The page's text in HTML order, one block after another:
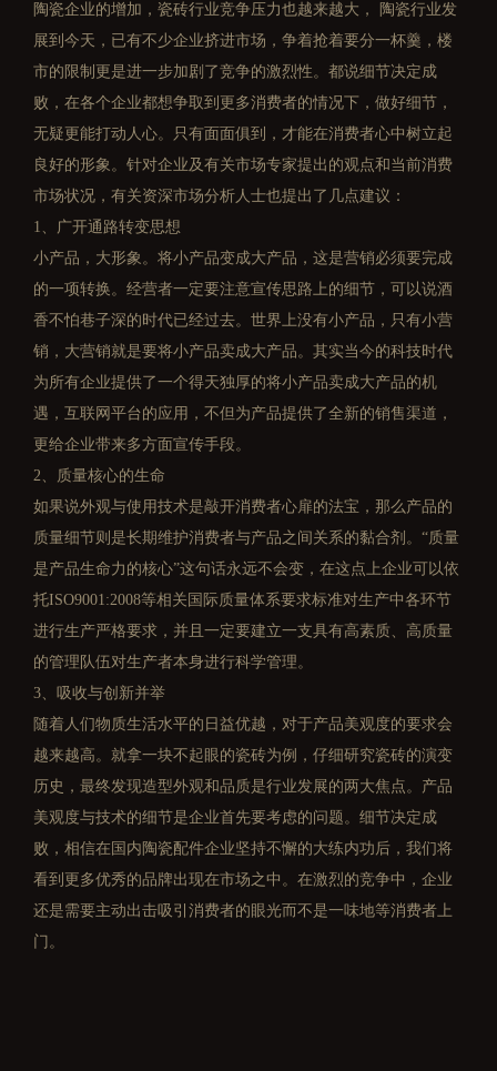
陶瓷企业的增加，瓷砖行业竞争压力也越来越大， 陶瓷行业发
展到今天，已有不少企业挤进市场，争着抢着要分一杯羹，楼
市的限制更是进一步加剧了竞争的激烈性。都说细节决定成
败，在各个企业都想争取到更多消费者的情况下，做好细节，
无疑更能打动人心。只有面面俱到，才能在消费者心中树立起
良好的形象。针对企业及有关市场专家提出的观点和当前消费
市场状况，有关资深市场分析人士也提出了几点建议：
1、广开通路转变思想
小产品，大形象。将小产品变成大产品，这是营销必须要完成
的一项转换。经营者一定要注意宣传思路上的细节，可以说酒
香不怕巷子深的时代已经过去。世界上没有小产品，只有小营
销，大营销就是要将小产品卖成大产品。其实当今的科技时代
为所有企业提供了一个得天独厚的将小产品卖成大产品的机
遇，互联网平台的应用，不但为产品提供了全新的销售渠道，
更给企业带来多方面宣传手段。
2、质量核心的生命
如果说外观与使用技术是敲开消费者心扉的法宝，那么产品的
质量细节则是长期维护消费者与产品之间关系的黏合剂。“质量
是产品生命力的核心”这句话永远不会变，在这点上企业可以依
托ISO9001:2008等相关国际质量体系要求标准对生产中各环节
进行生产严格要求，并且一定要建立一支具有高素质、高质量
的管理队伍对生产者本身进行科学管理。
3、吸收与创新并举
随着人们物质生活水平的日益优越，对于产品美观度的要求会
越来越高。就拿一块不起眼的瓷砖为例，仔细研究瓷砖的演变
历史，最终发现造型外观和品质是行业发展的两大焦点。产品
美观度与技术的细节是企业首先要考虑的问题。细节决定成
败，相信在国内陶瓷配件企业坚持不懈的大练内功后，我们将
看到更多优秀的品牌出现在市场之中。在激烈的竞争中，企业
还是需要主动出击吸引消费者的眼光而不是一味地等消费者上
门。